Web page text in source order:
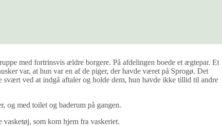
med fortrinsvis ældre borgere. På afdelingen boede et ægtepar. Et
var, at hun var en af de piger, der havde været på Sprogø. Det
svært ved at indgå aftaler og holde dem, hun havde ikke tillid til andre
og med toilet og baderum på gangen.
som kom hjem fra vaskeriet.